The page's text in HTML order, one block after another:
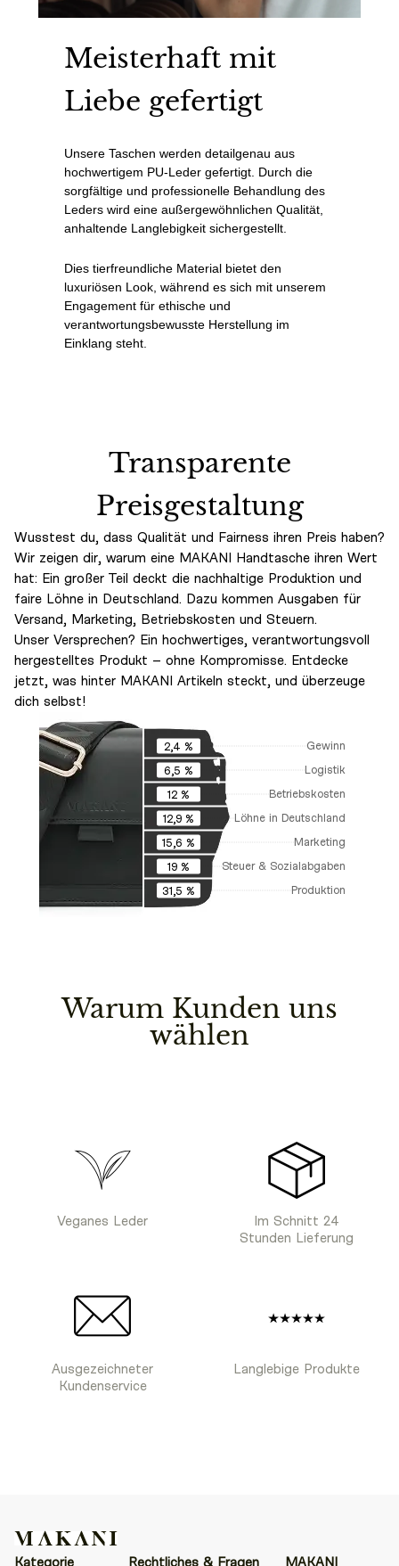
Meisterhaft mit
Liebe gefertigt
Unsere Taschen werden detailgenau aus
hochwertigem PU-Leder gefertigt. Durch die
sorgfältige und professionelle Behandlung des
Leders wird eine außergewöhnlichen Qualität,
anhaltende Langlebigkeit sichergestellt.
Dies tierfreundliche Material bietet den
luxuriösen Look, während es sich mit unserem
Engagement für ethische und
verantwortungsbewusste Herstellung im
Einklang steht.
Transparente
Preisgestaltung
Wusstest du, dass Qualität und Fairness ihren Preis haben?
Wir zeigen dir, warum eine MAKANI Handtasche ihren Wert
hat: Ein großer Teil deckt die nachhaltige Produktion und
faire Löhne in Deutschland. Dazu kommen Ausgaben für
Versand, Marketing, Betriebskosten und Steuern.
Unser Versprechen? Ein hochwertiges, verantwortungsvoll
hergestelltes Produkt – ohne Kompromisse. Entdecke
jetzt, was hinter MAKANI Artikeln steckt, und überzeuge
dich selbst!
2,4 %
Gewinn
6,5 %
Logistik
12 %
Betriebskosten
12,9 %
Löhne in Deutschland
15,6 %
Marketing
19 %
Steuer & Sozialabgaben
31,5 %
Produktion
Warum Kunden uns
wählen
Veganes Leder
Im Schnitt 24
Stunden Lieferung
Ausgezeichneter
Kundenservice
Langlebige Produkte
Kategorie Rechtliches & Fragen MAKANI